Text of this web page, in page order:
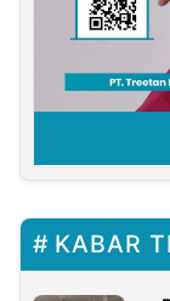
KABAR